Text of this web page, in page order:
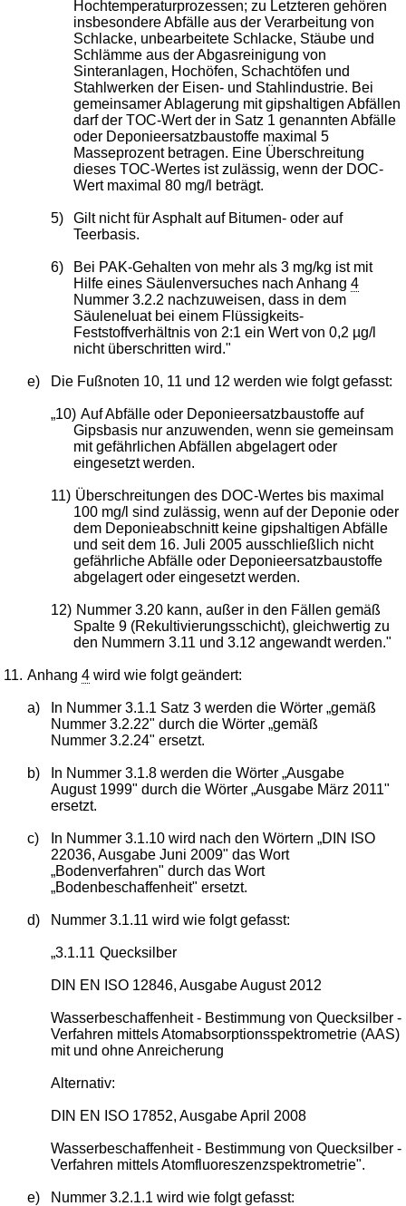
Hochtemperaturprozessen; zu Letzteren gehören
insbesondere Abfälle aus der Verarbeitung von
Schlacke, unbearbeitete Schlacke, Stäube und
Schlämme aus der Abgasreinigung von
Sinteranlagen, Hochöfen, Schachtöfen und
Stahlwerken der Eisen- und Stahlindustrie. Bei
gemeinsamer Ablagerung mit gipshaltigen Abfällen
darf der TOC-Wert der in Satz 1 genannten Abfälle
oder Deponieersatzbaustoffe maximal 5
Masseprozent betragen. Eine Überschreitung
dieses TOC-Wertes ist zulässig, wenn der DOC-
Wert maximal 80 mg/l beträgt.
5)
Gilt nicht für Asphalt auf Bitumen- oder auf
Teerbasis.
6)
Bei PAK-Gehalten von mehr als 3 mg/kg ist mit
Hilfe eines Säulenversuches nach Anhang4
Nummer 3.2.2 nachzuweisen, dass in dem
Säuleneluat bei einem Flüssigkeits-
Feststoffverhältnis von 2:1 ein Wert von 0,2 µg/l
nicht überschritten wird."
e) Die Fußnoten 10, 11 und 12 werden wie folgt gefasst:
„10) Auf Abfälle oder Deponieersatzbaustoffe auf
Gipsbasis nur anzuwenden, wenn sie gemeinsam
mit gefährlichen Abfällen abgelagert oder
eingesetzt werden.
11) Überschreitungen des DOC-Wertes bis maximal
100 mg/l sind zulässig, wenn auf der Deponie oder
dem Deponieabschnitt keine gipshaltigen Abfälle
und seit dem 16. Juli 2005 ausschließlich nicht
gefährliche Abfälle oder Deponieersatzbaustoffe
abgelagert oder eingesetzt werden.
12) Nummer 3.20 kann, außer in den Fällen gemäß
Spalte 9 (Rekultivierungsschicht), gleichwertig zu
den Nummern 3.11 und 3.12 angewandt werden."
11. Anhang4 wird wie folgt geändert:
a)
In Nummer 3.1.1 Satz 3 werden die Wörter „gemäß
Nummer 3.2.22" durch die Wörter „gemäß
Nummer 3.2.24" ersetzt.
b)
In Nummer 3.1.8 werden die Wörter „Ausgabe
August 1999" durch die Wörter „Ausgabe März 2011"
ersetzt.
c)
In Nummer 3.1.10 wird nach den Wörtern „DIN ISO
22036, Ausgabe Juni 2009" das Wort
„Bodenverfahren" durch das Wort
„Bodenbeschaffenheit" ersetzt.
d) Nummer 3.1.11 wird wie folgt gefasst:
„3.1.11 Quecksilber
DIN EN ISO 12846, Ausgabe August 2012
Wasserbeschaffenheit - Bestimmung von Quecksilber -
Verfahren mittels Atomabsorptionsspektrometrie (AAS)
mit und ohne Anreicherung
Alternativ:
DIN EN ISO 17852, Ausgabe April 2008
Wasserbeschaffenheit - Bestimmung von Quecksilber -
Verfahren mittels Atomfluoreszenzspektrometrie".
e) Nummer 3.2.1.1 wird wie folgt gefasst: